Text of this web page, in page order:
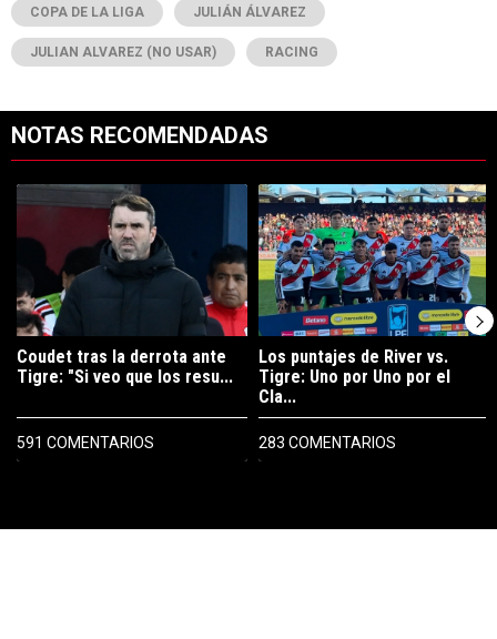
COPA DE LA LIGA JULIÁN ÁLVAREZ
JULIAN ALVAREZ (NO USAR) RACING
NOTAS RECOMENDADAS
Un artículo de tendencia con el título "Coudet tras la derrota ante
Coudet tras la derrota ante
Tigre: "Si veo que los resu...
591 COMENTARIOS
Un artículo de tendencia con el
Los puntajes de River vs.
Tigre: Uno por Uno por el
Cla...
283 COMENTARIOS